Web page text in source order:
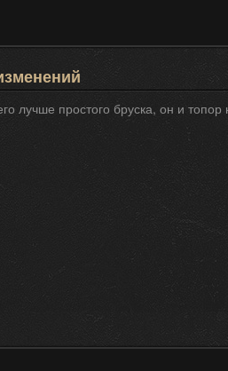
лучше простого бруска, он и топор